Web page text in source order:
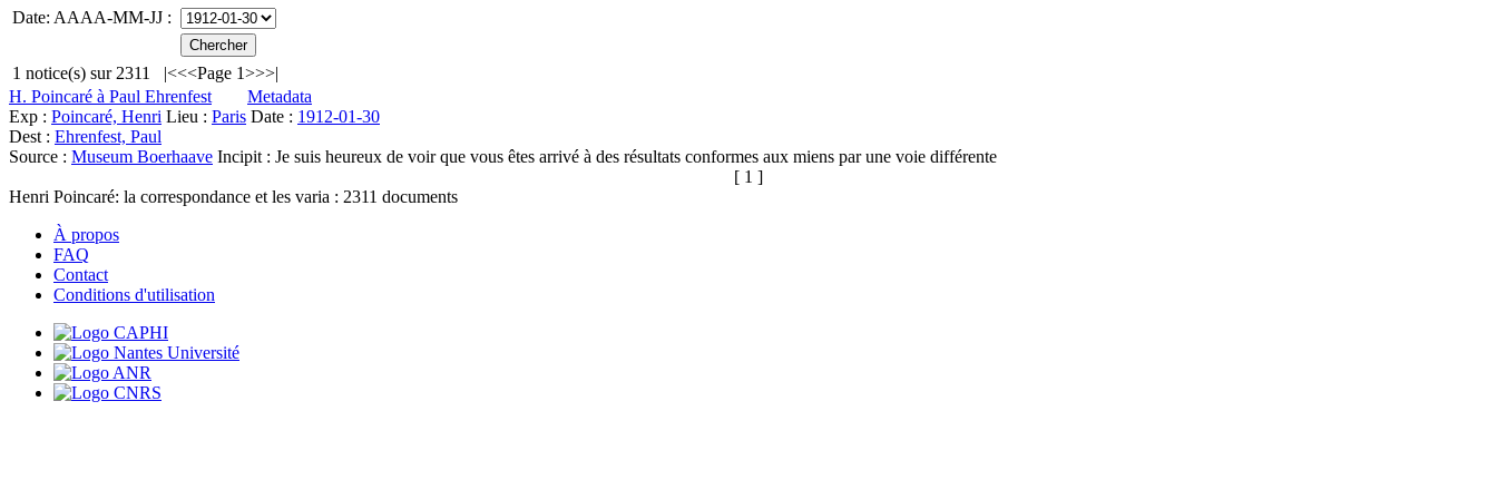
Date: AAAA-MM-JJ :
1 notice(s) sur 2311 |<<<Page 1>>>|
H. Poincaré à Paul Ehrenfest
Metadata
Exp : Poincaré, Henri Lieu : Paris Date : 1912-01-30
Dest : Ehrenfest, Paul
Source : Museum Boerhaave Incipit : Je suis heureux de voir que vous êtes arrivé à des résultats conformes aux miens par une voie différente
[ 1 ]
Henri Poincaré: la correspondance et les varia : 2311 documents
À propos
FAQ
Contact
Conditions d'utilisation